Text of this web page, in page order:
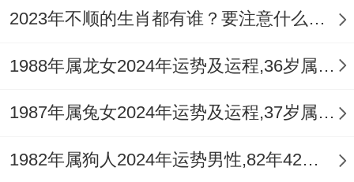
八月丁酉，伏吟本命，心绪不宁，宜静养修
心。
家庭事务。
2023年不顺的生肖都有谁？要注意什么呢？
1988年属龙女2024年运势及运程,36岁属龙人2024全年每月运势女性如何
1987年属兔女2024年运势及运程,37岁属兔人2024全年每月运势女性如何
1982年属狗人2024年运势男性,82年42岁属狗男2024年每月运程怎么样